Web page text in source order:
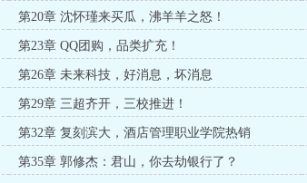
第20章 沈怀瑾来买瓜，沸羊羊之怒！
第23章 QQ团购，品类扩充！
第26章 未来科技，好消息，坏消息
第29章 三超齐开，三校推进！
第32章 复刻滨大，酒店管理职业学院热销
第35章 郭修杰：君山，你去劫银行了？